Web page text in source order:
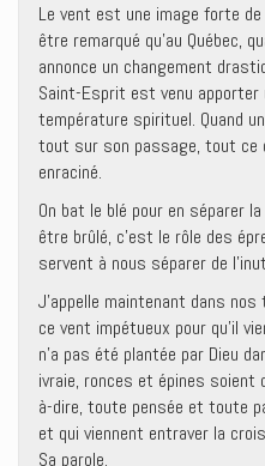
Le vent est une image forte
être remarqué qu’au Québec,
annonce un changement
Saint-Esprit est venu apporter
température spirituel. Quand
tout sur son passage, tout ce
enraciné.
On bat le blé pour en séparer
être brûlé, c’est le rôle des
servent à nous séparer de
J’appelle maintenant dans
ce vent impétueux pour qu’il
n’a pas été plantée par Dieu
ivraie, ronces et épines soient
à-dire, toute pensée et toute
et qui viennent entraver la
Sa parole.